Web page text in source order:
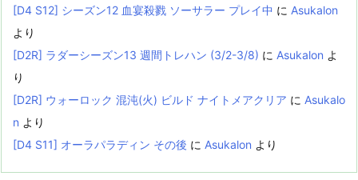
[D4 S12] シーズン12 血宴殺戮 ソーサラー プレイ中 に Asukalon
より
[D2R] ラダーシーズン13 週間トレハン (3/2-3/8) に Asukalon よ
り
[D2R] ウォーロック 混沌(火) ビルド ナイトメアクリア に Asukalo
n より
[D4 S11] オーラパラディン その後 に Asukalon より